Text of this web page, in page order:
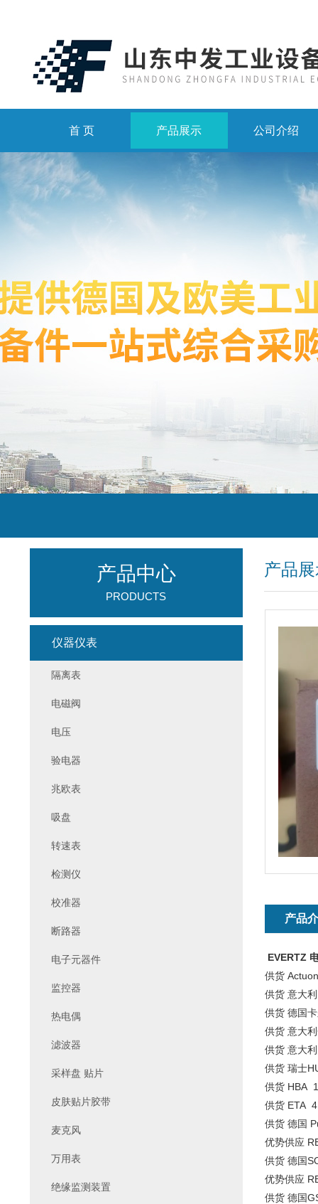
首 页 产品展示 公司介绍
产品
产品
EVERTZ
供货
供货 意大
供货 德国
供货 意大
供货 意大
供货 瑞士
供货 HBA
供货 ETA
供货 德国
优势供应
供货 德国
优势供应
供货 德国
产品中心
PRODUCTS
仪器仪表
隔离表
电磁阀
电压
验电器
兆欧表
吸盘
转速表
检测仪
校准器
断路器
电子元器件
监控器
热电偶
滤波器
采样盘 贴片
皮肤贴片胶带
麦克风
万用表
绝缘监测装置